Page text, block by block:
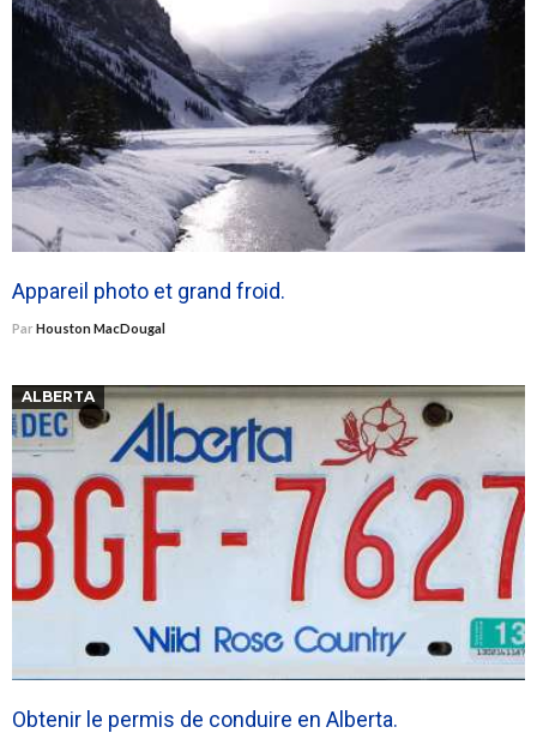
Appareil photo et grand froid.
Par Houston MacDougal
ALBERTA
Obtenir le permis de conduire en Alberta.